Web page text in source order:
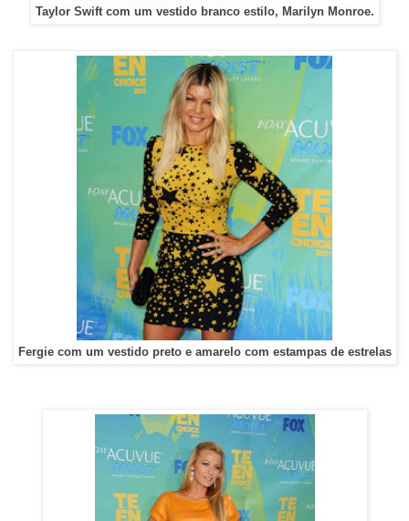
Taylor Swift com um vestido branco estilo, Marilyn Monroe.
Fergie com um vestido preto e amarelo com estampas de estrelas